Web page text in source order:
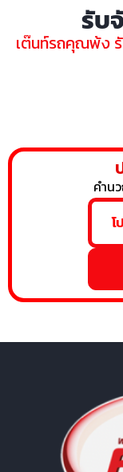
รับ
เต๊นท์รถคุณพ้ง
คำน